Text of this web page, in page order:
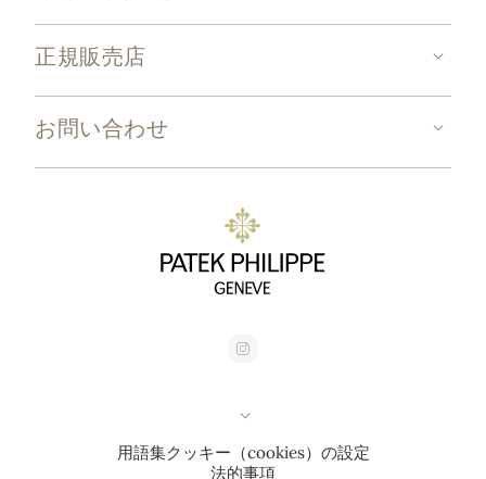
正規販売店
お問い合わせ
用語集クッキー（cookies）の設定
法的事項